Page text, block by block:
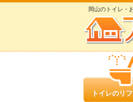
岡山のトイレ・
トイレのリ